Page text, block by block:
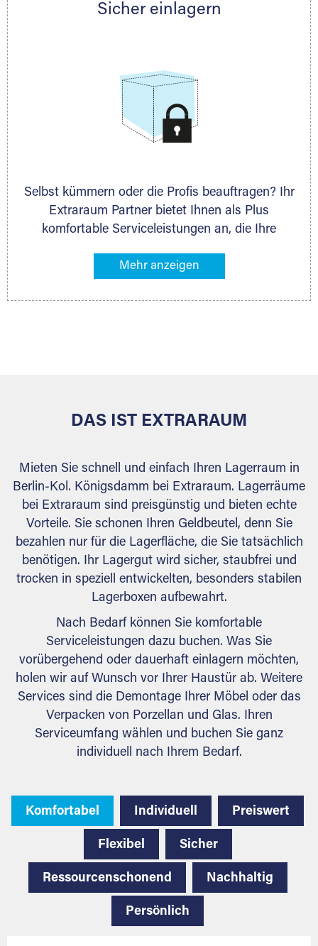
persönlich hinsichtlich Lagervolumen und zu
Sicher einlagern
Selbst kümmern oder die Profis beauftragen? Ihr
Extraraum Partner bietet Ihnen als Plus
komfortable Serviceleistungen an, die Ihre
gehören z. B. Verpackungsservice, Lieferung von
Ihr Lagergut wird bei Ihrem Extraraum Partner
DAS IST EXTRARAUM
Mieten Sie schnell und einfach Ihren Lagerraum in
Berlin-Kol. Königsdamm bei Extraraum. Lagerräume
bei Extraraum sind preisgünstig und bieten echte
Vorteile. Sie schonen Ihren Geldbeutel, denn Sie
bezahlen nur für die Lagerfläche, die Sie tatsächlich
benötigen. Ihr Lagergut wird sicher, staubfrei und
trocken in speziell entwickelten, besonders stabilen
Lagerboxen aufbewahrt.
Nach Bedarf können Sie komfortable
Serviceleistungen dazu buchen. Was Sie
vorübergehend oder dauerhaft einlagern möchten,
holen wir auf Wunsch vor Ihrer Haustür ab. Weitere
Services sind die Demontage Ihrer Möbel oder das
Verpacken von Porzellan und Glas. Ihren
Serviceumfang wählen und buchen Sie ganz
individuell nach Ihrem Bedarf.
Komfortabel Individuell Preiswert
Flexibel Sicher
Ressourcenschonend Nachhaltig
Persönlich